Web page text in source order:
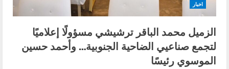
اخبار
الزميل محمد الباقر ترشيشي مسؤولًا إعلاميًا
لتجمع صناعيي الضاحية الجنوبية… وأحمد حسين
الموسوي رئيسًا